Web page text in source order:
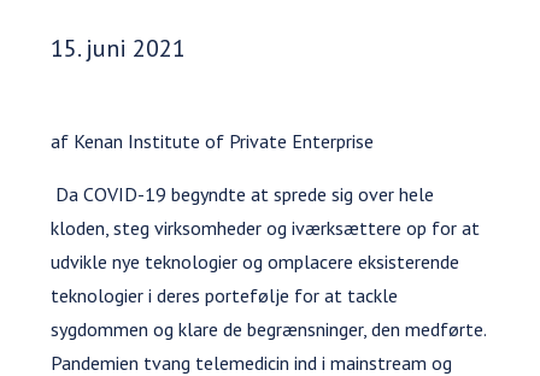
Udgivelsesdato:
15. juni 2021
af Kenan Institute of Private Enterprise
Da COVID-19 begyndte at sprede sig over hele
kloden, steg virksomheder og iværksættere op for at
udvikle nye teknologier og omplacere eksisterende
teknologier i deres portefølje for at tackle
sygdommen og klare de begrænsninger, den medførte.
Pandemien tvang telemedicin ind i mainstream og